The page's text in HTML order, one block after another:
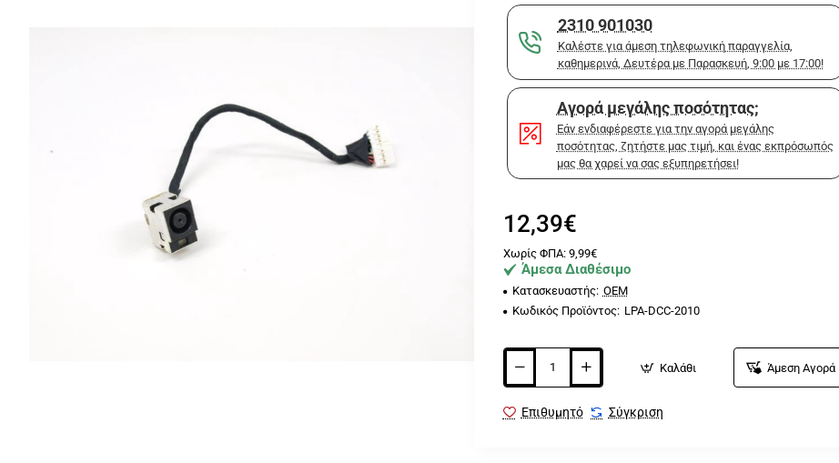
2310 901030
Καλέστε για άμεση τηλεφωνική παραγγελία,
καθημερινά, Δευτέρα με Παρασκευή, 9:00 με 17:00!
Αγορά μεγάλης ποσότητας;
Εάν ενδιαφέρεστε για την αγορά μεγάλης
ποσότητας, ζητήστε μας τιμή, και ένας εκπρόσωπός
μας θα χαρεί να σας εξυπηρετήσει!
12,39€
Χωρίς ΦΠΑ: 9,99€
Άμεσα Διαθέσιμο
Κατασκευαστής: OEM
Κωδικός Προϊόντος: LPA-DCC-2010
Καλάθι Άμεση Αγορά
Επιθυμητό Σύγκριση